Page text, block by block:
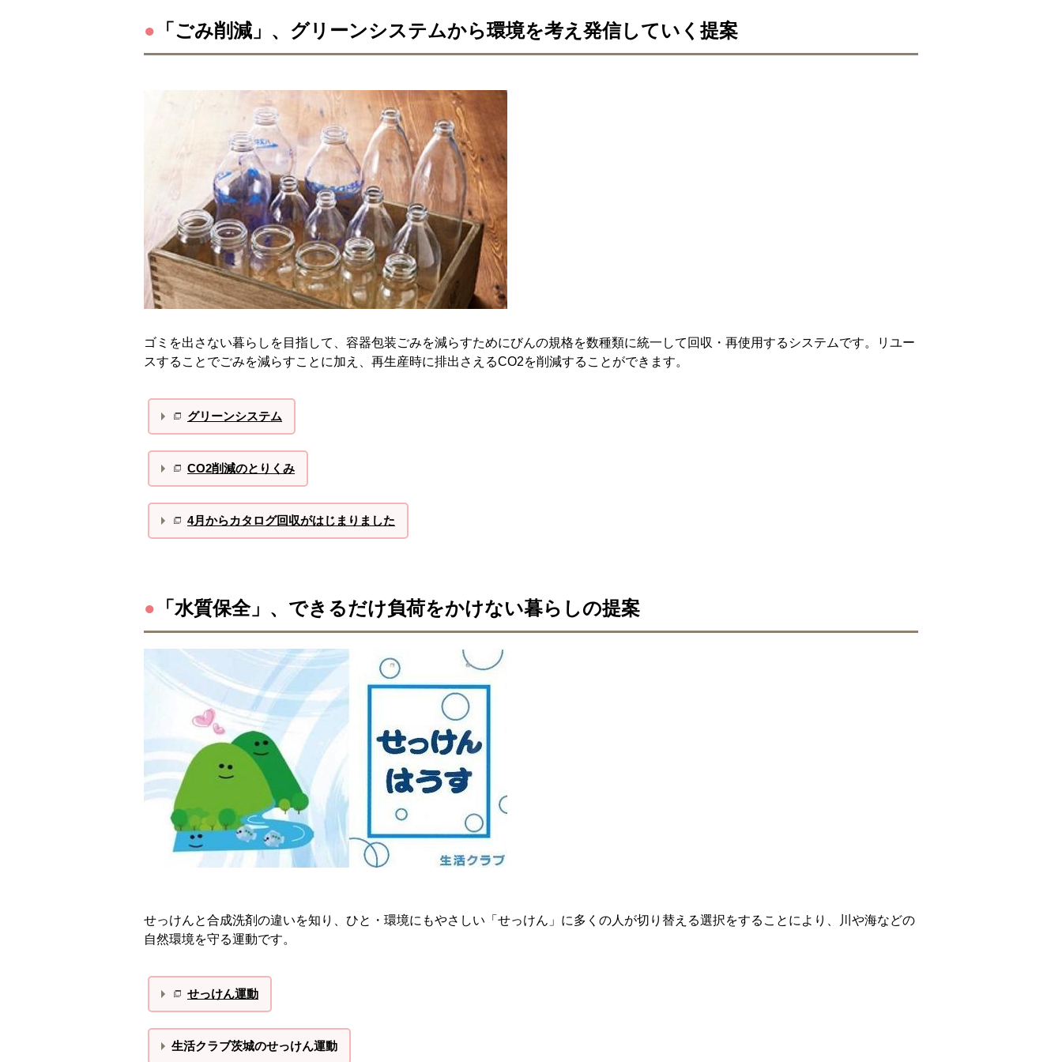
● 「ごみ削減」、グリーンシステムから環境を考え発信していく提案
ゴミを出さない暮らしを目指して、容器包装ごみを減らすためにびんの規格を数種類に統一して回収・再使用するシステムです。リユー
スすることでごみを減らすことに加え、再生産時に排出さえるCO2を削減することができます。
グリーンシステム
CO2削減のとりくみ
4月からカタログ回収がはじまりました
● 「水質保全」、できるだけ負荷をかけない暮らしの提案
せっけんと合成洗剤の違いを知り、ひと・環境にもやさしい「せっけん」に多くの人が切り替える選択をすることにより、川や海などの
自然環境を守る運動です。
せっけん運動
生活クラブ茨城のせっけん運動